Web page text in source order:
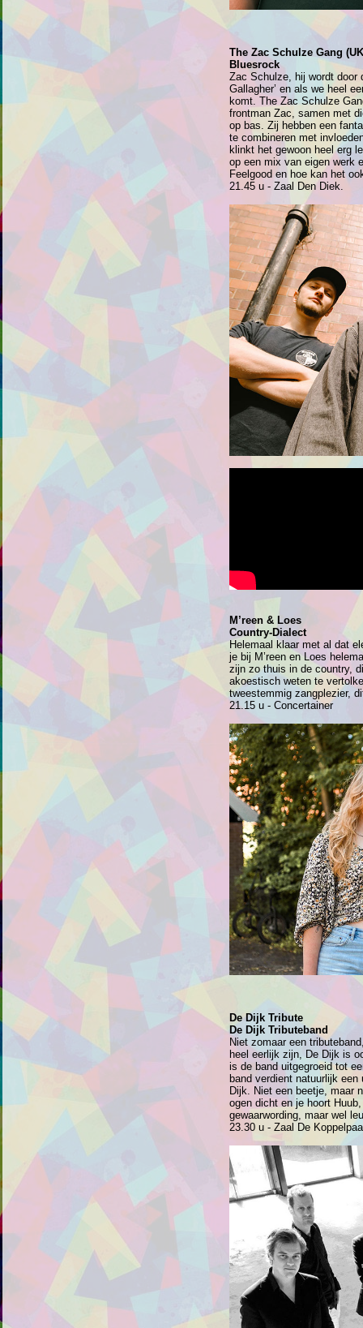
The Zac Schulze Gang
Bluesrock
Zac Schulze, hij wordt door
Gallagher’ en als we heel
komt. The Zac Schulze
frontman Zac, samen met
op bas. Zij hebben een
te combineren met
klinkt het gewoon heel erg
op een mix van eigen werk
Feelgood en hoe kan het
21.45 u - Zaal Den Diek.
M’reen & Loes
Country-Dialect
Helemaal klaar met al dat
je bij M’reen en Loes
zijn zo thuis in de country,
akoestisch weten te
tweestemmig zangplezier,
21.15 u - Concertainer
De Dijk Tribute
De Dijk Tributeband
Niet zomaar een
heel eerlijk zijn, De Dijk is
is de band uitgegroeid tot
band verdient natuurlijk
Dijk. Niet een beetje, maar
ogen dicht en je hoort
gewaarwording, maar wel
23.30 u - Zaal De